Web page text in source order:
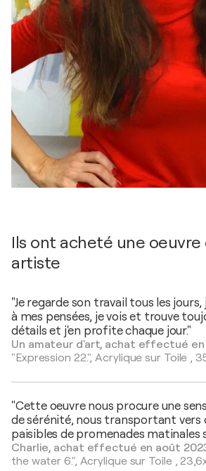
Ils ont acheté une
artiste
"Je regarde son travail tous les
à mes pensées, je vois et trouve
détails et j'en profite chaque jour."
Un amateur d'art, achat effectué
"Expression 22.",Acrylique sur Toile ,
"Cette oeuvre nous procure une
de sérénité, nous transportant vers
paisibles de promenades matinales
Charlie, achat effectué en août
the water 6.", Acrylique sur Toile,